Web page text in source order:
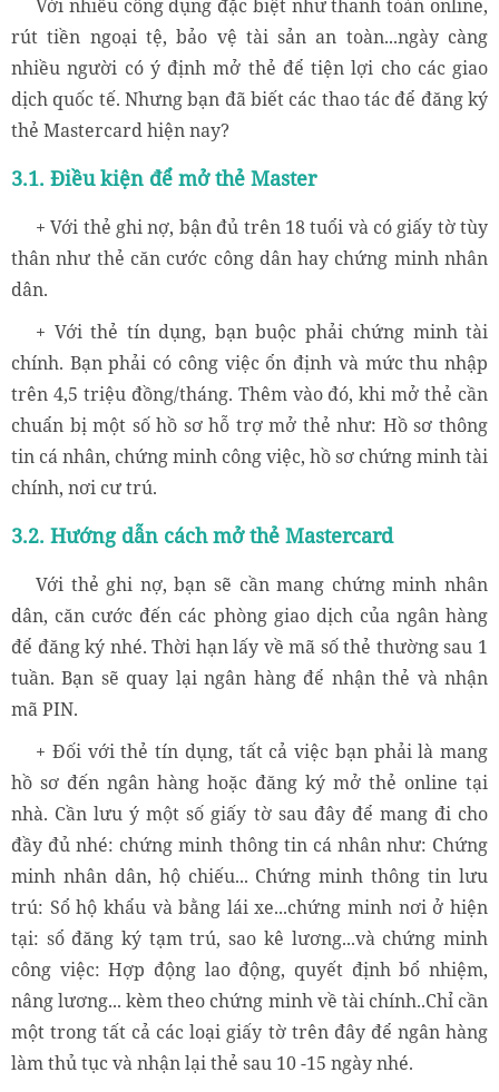
Với nhiều công dụng đặc biệt như thanh toán online,
rút tiền ngoại tệ, bảo vệ tài sản an toàn...ngày càng
nhiều người có ý định mở thẻ để tiện lợi cho các giao
dịch quốc tế. Nhưng bạn đã biết các thao tác để đăng ký
thẻ Mastercard hiện nay?
3.1. Điều kiện để mở thẻ Master
+ Với thẻ ghi nợ, bận đủ trên 18 tuổi và có giấy tờ tùy
thân như thẻ căn cước công dân hay chứng minh nhân
dân.
+ Với thẻ tín dụng, bạn buộc phải chứng minh tài
chính. Bạn phải có công việc ổn định và mức thu nhập
trên 4,5 triệu đồng/tháng. Thêm vào đó, khi mở thẻ cần
chuẩn bị một số hồ sơ hỗ trợ mở thẻ như: Hồ sơ thông
tin cá nhân, chứng minh công việc, hồ sơ chứng minh tài
chính, nơi cư trú.
3.2. Hướng dẫn cách mở thẻ Mastercard
Với thẻ ghi nợ, bạn sẽ cần mang chứng minh nhân
dân, căn cước đến các phòng giao dịch của ngân hàng
để đăng ký nhé. Thời hạn lấy về mã số thẻ thường sau 1
tuần. Bạn sẽ quay lại ngân hàng để nhận thẻ và nhận
mã PIN.
+ Đối với thẻ tín dụng, tất cả việc bạn phải là mang
hồ sơ đến ngân hàng hoặc đăng ký mở thẻ online tại
nhà. Cần lưu ý một số giấy tờ sau đây để mang đi cho
đầy đủ nhé: chứng minh thông tin cá nhân như: Chứng
minh nhân dân, hộ chiếu... Chứng minh thông tin lưu
trú: Sổ hộ khẩu và bằng lái xe...chứng minh nơi ở hiện
tại: sổ đăng ký tạm trú, sao kê lương...và chứng minh
công việc: Hợp động lao động, quyết định bổ nhiệm,
nâng lương... kèm theo chứng minh về tài chính..Chỉ cần
một trong tất cả các loại giấy tờ trên đây để ngân hàng
làm thủ tục và nhận lại thẻ sau 10 -15 ngày nhé.